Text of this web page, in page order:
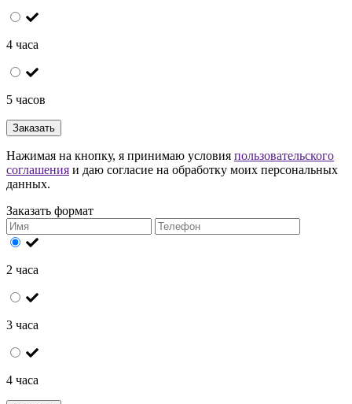
4 часа
5 часов
Заказать
Нажимая на кнопку, я принимаю условия пользовательского
соглашения и даю согласие на обработку моих персональных
данных.
Заказать формат
2 часа
3 часа
4 часа